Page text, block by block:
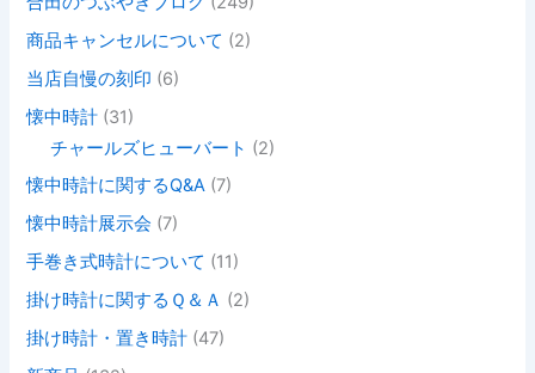
商品キャンセルについて (2)
当店自慢の刻印 (6)
懐中時計 (31)
チャールズヒューバート (2)
懐中時計に関するQ&A (7)
懐中時計展示会 (7)
手巻き式時計について (11)
掛け時計に関するＱ＆Ａ (2)
掛け時計・置き時計 (47)